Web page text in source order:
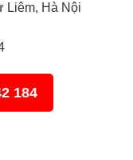
Liêm, Hà Nội
184